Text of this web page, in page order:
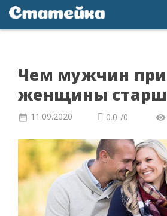
Чем мужчин
женщины
11.09.2020 0.0 /0